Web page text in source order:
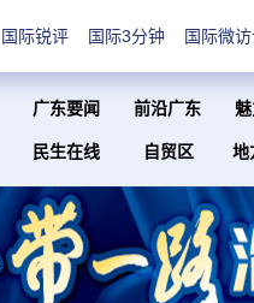
国际锐评 国际3分钟 国际微
广东要闻 前沿广东
民生在线 自贸区 地